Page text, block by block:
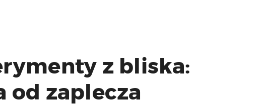
z bliska:
od zaplecza